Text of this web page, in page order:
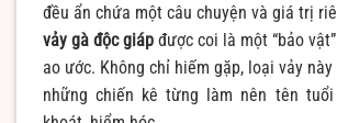
đều ẩn chứa một câu chuyện và giá trị
vảy gà độc giáp được coi là một “bảo
ao ước. Không chỉ hiếm gặp, loại vảy
những chiến kê từng làm nên tên